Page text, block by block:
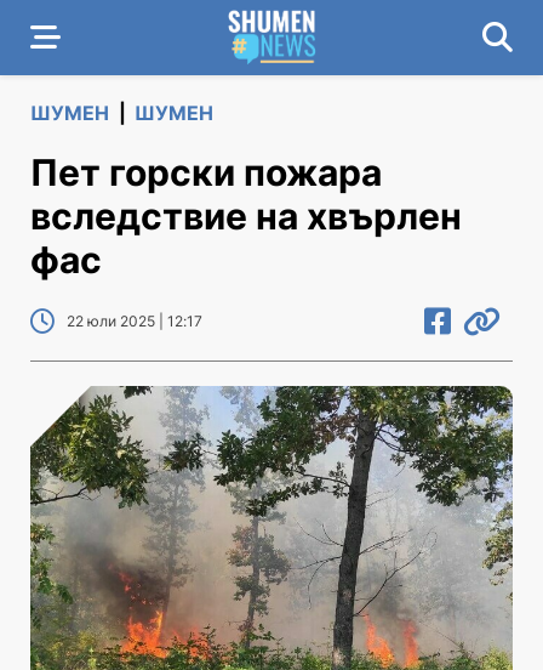
ШУМЕН ШУМЕН
Пет горски пожара
вследствие на хвърлен
фас
22 юли 2025 | 12:17